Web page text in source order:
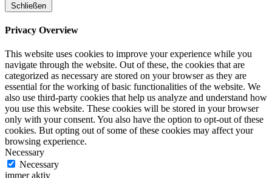
Schließen
Privacy Overview
This website uses cookies to improve your experience while you
navigate through the website. Out of these, the cookies that are
categorized as necessary are stored on your browser as they are
essential for the working of basic functionalities of the website. We
also use third-party cookies that help us analyze and understand how
you use this website. These cookies will be stored in your browser
only with your consent. You also have the option to opt-out of these
cookies. But opting out of some of these cookies may affect your
browsing experience.
Necessary
Necessary
immer aktiv